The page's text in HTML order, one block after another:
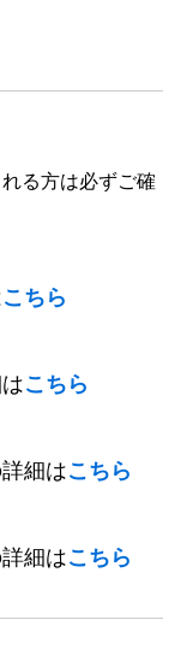
る方は必ずご確
こちら
こちら
細はこちら
細はこちら